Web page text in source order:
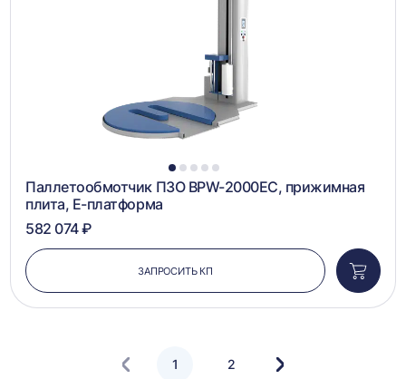
1 2 3 4 5
Паллетообмотчик ПЗО BPW-2000EC, прижимная
плита, Е-платформа
582 074 ₽
ЗАПРОСИТЬ КП
в
1 2
Следующая